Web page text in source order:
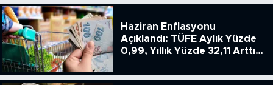
Haziran Enflasyonu
Açıklandı: TÜFE Aylık Yüzde
0,99, Yıllık Yüzde 32,11 Arttı,
51.49